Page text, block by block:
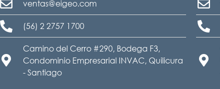
ventas@eigeo.com
(56) 2 2757 1700
Camino del Cerro #290, Bodega F3,
Condominio Empresarial INVAC, Quilicura
- Santiago